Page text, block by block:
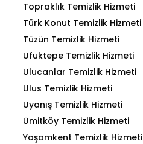
Topraklık Temizlik Hizmeti
Türk Konut Temizlik Hizmeti
Tüzün Temizlik Hizmeti
Ufuktepe Temizlik Hizmeti
Ulucanlar Temizlik Hizmeti
Ulus Temizlik Hizmeti
Uyanış Temizlik Hizmeti
Ümitköy Temizlik Hizmeti
Yaşamkent Temizlik Hizmeti